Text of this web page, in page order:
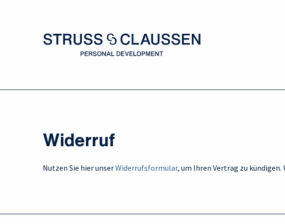
Widerruf
Nutzen Sie hier unserWiderrufsformular, um Ihren Vertrag zu